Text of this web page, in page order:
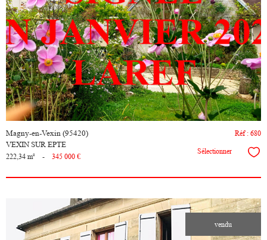
voir le
bien
Magny-en-Vexin (95420)
VEXIN SUR EPTE
Réf : 680
222,34 m² - 345 000 €
Sélectionner
vendu